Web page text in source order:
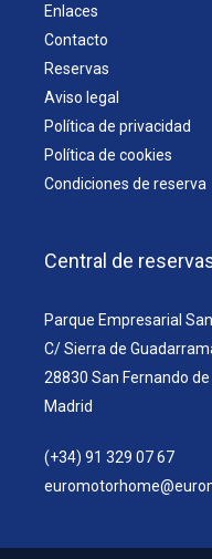
Enlaces
Contacto
Reservas
Aviso legal
Política de privacidad
Política de cookies
Condiciones de reserva
Central de
Parque Empresarial
C/ Sierra de
28830 San Fernando
Madrid
(+34) 91 329 07 67